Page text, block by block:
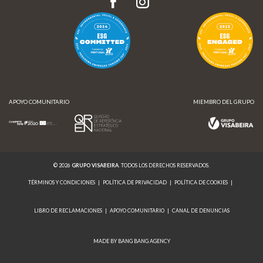
APOYO COMUNITARIO MIEMBRO DEL GRUPO
© 2026 GRUPO VISABEIRA . TODOS LOS DERECHOS RESERVADOS.
TÉRMINOS Y CONDICIONES | POLÍTICA DE PRIVACIDAD | POLÍTICA DE COOKIES |
LIBRO DE RECLAMACIONES | APOYO COMUNITARIO | CANAL DE DENUNCIAS
MADE BY BANG BANG AGENCY